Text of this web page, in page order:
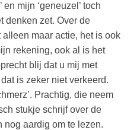
mijn ‘geneuzel’ toch
denken zet. Over de
maar actie, het is ook
rekening, ook al is het
blij dat u mij met
is zeker niet verkeerd.
Prachtig, die neem
stukje schrijf over de
nog aardig om te lezen.